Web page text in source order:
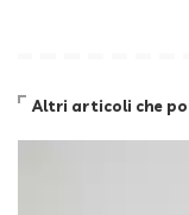
Altri articoli che